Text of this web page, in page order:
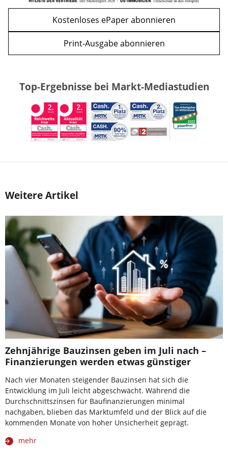
Kostenloses ePaper abonnieren
Print-Ausgabe abonnieren
Top-Ergebnisse bei Markt-Mediastudien
Weitere Artikel
Zehnjährige Bauzinsen geben im Juli nach –
Finanzierungen werden etwas günstiger
Nach vier Monaten steigender Bauzinsen hat sich die
Entwicklung im Juli leicht abgeschwächt. Während die
Durchschnittszinsen für Baufinanzierungen minimal
nachgaben, blieben das Marktumfeld und der Blick auf die
kommenden Monate von hoher Unsicherheit geprägt.
mehr